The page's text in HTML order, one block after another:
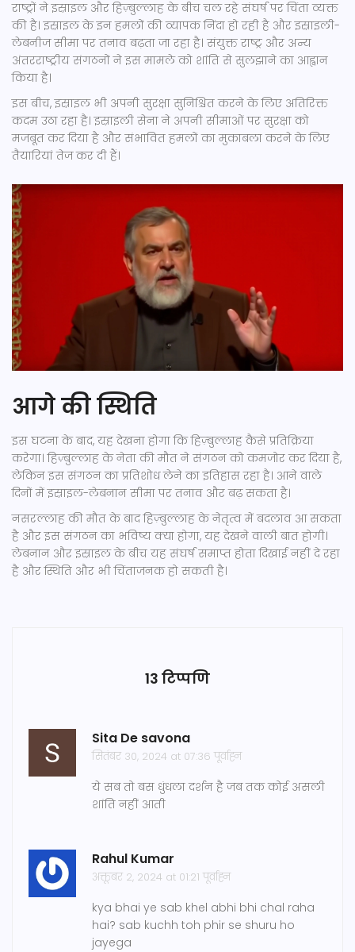
राष्ट्रों ने इस्राइल और हिज़्बुल्लाह के बीच चल रहे संघर्ष पर चिंता व्यक्त
की है। इस्राइल के इन हमलों की व्यापक निंदा हो रही है और इस्राइली-
लेबनीज सीमा पर तनाव बढ़ता जा रहा है। संयुक्त राष्ट्र और अन्य
अंतरराष्ट्रीय संगठनों ने इस मामले को शांति से सुलझाने का आह्वान
किया है।
इस बीच, इस्राइल भी अपनी सुरक्षा सुनिश्चित करने के लिए अतिरिक्त
कदम उठा रहा है। इस्राइली सेना ने अपनी सीमाओं पर सुरक्षा को
मजबूत कर दिया है और संभावित हमलों का मुकाबला करने के लिए
तैयारियां तेज कर दी हैं।
आगे की स्थिति
इस घटना के बाद, यह देखना होगा कि हिज़्बुल्लाह कैसे प्रतिक्रिया
करेगा। हिज़्बुल्लाह के नेता की मौत ने संगठन को कमजोर कर दिया है,
लेकिन इस संगठन का प्रतिशोध लेने का इतिहास रहा है। आने वाले
दिनों में इस्राइल-लेबनान सीमा पर तनाव और बढ़ सकता है।
नसरल्लाह की मौत के बाद हिज़्बुल्लाह के नेतृत्व में बदलाव आ सकता
है और इस संगठन का भविष्य क्या होगा, यह देखने वाली बात होगी।
लेबनान और इस्राइल के बीच यह संघर्ष समाप्त होता दिखाई नहीं दे रहा
है और स्थिति और भी चिंताजनक हो सकती है।
13 टिप्पणि
Sita De savona
सितंबर 30, 2024 at 07:36 पूर्वाह्न
ये सब तो बस धुंधला दर्शन है जब तक कोई असली
शांति नहीं आती
Rahul Kumar
अक्तूबर 2, 2024 at 01:21 पूर्वाह्न
kya bhai ye sab khel abhi bhi chal raha
hai? sab kuchh toh phir se shuru ho
jayega